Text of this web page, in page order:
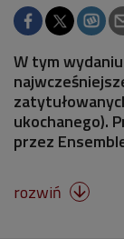
W tym
ukochanego).
przez
rozwiń 